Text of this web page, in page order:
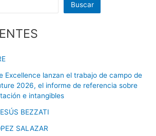
Buscar
Excellence lanzan el trabajo de campo de
2026, el informe de referencia sobre
e intangibles
BEZZATI
SALAZAR